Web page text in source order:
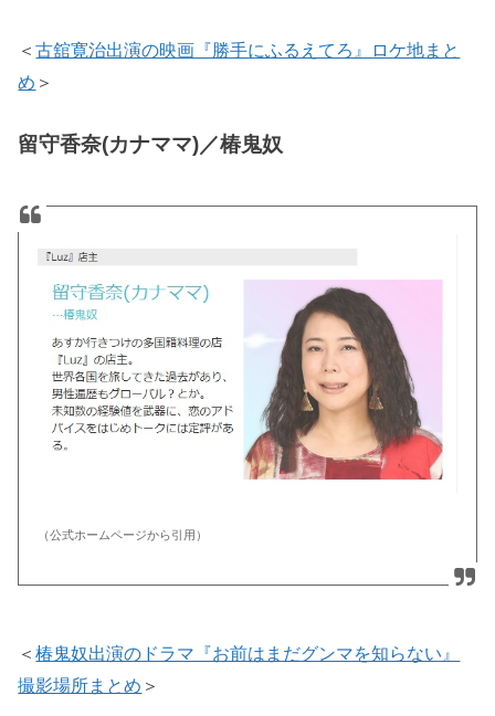
＜古舘寛治出演の映画『勝手にふるえてろ』ロケ地まと
め ＞
留守香奈(カナママ)／椿鬼奴
（公式ホームページから引用）
＜椿鬼奴出演のドラマ『お前はまだグンマを知らない』
撮影場所まとめ ＞